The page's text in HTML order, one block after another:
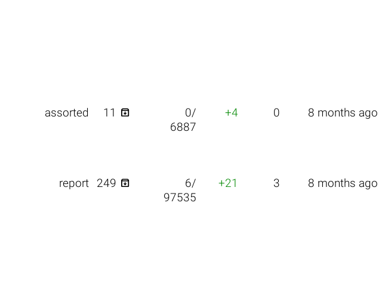
assorted 11 
0/
6887
+4 0 8 months ago
report 249 
6/
97535
+21 3 8 months ago